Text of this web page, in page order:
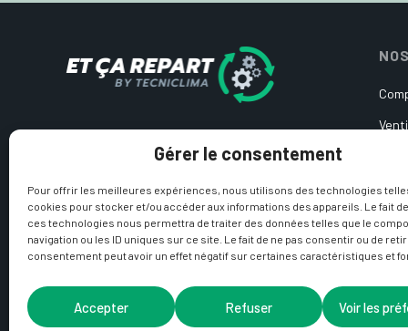
Gérer le consentement
Pour offrir les meilleures expériences, nous utilisons des technologies
cookies pour stocker et/ou accéder aux informations des appareils. Le fait
ces technologies nous permettra de traiter des données telles que le
navigation ou les ID uniques sur ce site. Le fait de ne pas consentir ou de
consentement peut avoir un effet négatif sur certaines caractéristiques et
Accepter Refuser Voir les
pour pompe à chaleur et
climatisation